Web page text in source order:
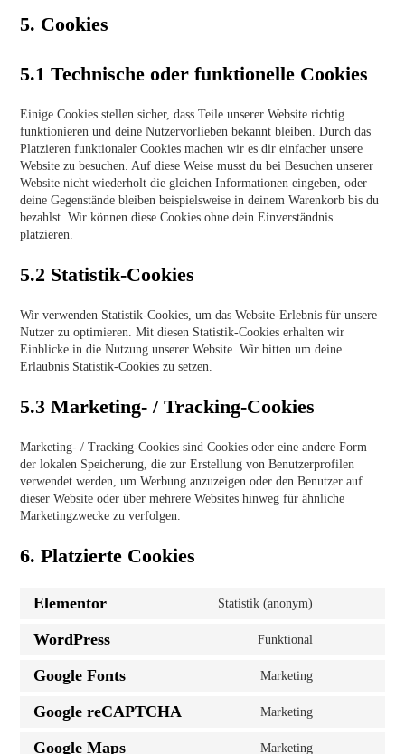
5. Cookies
5.1 Technische oder funktionelle Cookies
Einige Cookies stellen sicher, dass Teile unserer Website richtig
funktionieren und deine Nutzervorlieben bekannt bleiben. Durch das
Platzieren funktionaler Cookies machen wir es dir einfacher unsere
Website zu besuchen. Auf diese Weise musst du bei Besuchen unserer
Website nicht wiederholt die gleichen Informationen eingeben, oder
deine Gegenstände bleiben beispielsweise in deinem Warenkorb bis du
bezahlst. Wir können diese Cookies ohne dein Einverständnis
platzieren.
5.2 Statistik-Cookies
Wir verwenden Statistik-Cookies, um das Website-Erlebnis für unsere
Nutzer zu optimieren. Mit diesen Statistik-Cookies erhalten wir
Einblicke in die Nutzung unserer Website. Wir bitten um deine
Erlaubnis Statistik-Cookies zu setzen.
5.3 Marketing- / Tracking-Cookies
Marketing- / Tracking-Cookies sind Cookies oder eine andere Form
der lokalen Speicherung, die zur Erstellung von Benutzerprofilen
verwendet werden, um Werbung anzuzeigen oder den Benutzer auf
dieser Website oder über mehrere Websites hinweg für ähnliche
Marketingzwecke zu verfolgen.
6. Platzierte Cookies
Elementor Statistik (anonym)
WordPress Funktional
Google Fonts Marketing
Google reCAPTCHA Marketing
Google Maps Marketing